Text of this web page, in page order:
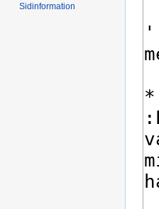
Sidinformation